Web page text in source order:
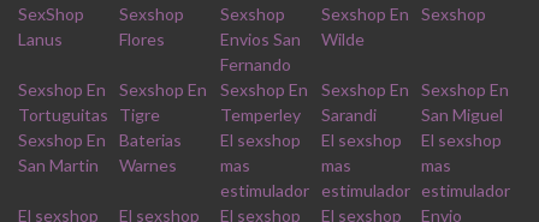
SexShop
Lanus
Sexshop
Flores
Sexshop
Envios San
Fernando
Sexshop En
Wilde
Sexshop
Sexshop En
Tortuguitas
Sexshop En
Tigre
Sexshop En
Temperley
Sexshop En
Sarandi
Sexshop En
San Miguel
Sexshop En
San Martin
Baterias
Warnes
El sexshop
mas
estimulador
El sexshop
mas
estimulador
El sexshop
mas
estimulador
El sexshop
El sexshop
El sexshop
El sexshop
Envio